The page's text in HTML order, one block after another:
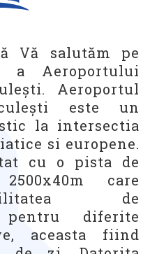
Vă salutăm pe
a Aeroportului
Aeroportul
este un
la intersectia
si europene.
cu o pista de
2500x40m care
de
pentru diferite
aceasta fiind